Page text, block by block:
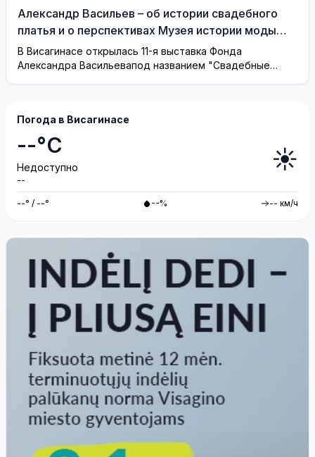
Александр Васильев – об истории свадебного
платья и о перспективах Музея истории моды
(видео)
В Висагинасе открылась 11-я выставка Фонда
Александра Васильевапод названием "Свадебные
Погода в Висагинасе
--°C
Недоступно
--
☀️
--° / --° --% -- км/ч